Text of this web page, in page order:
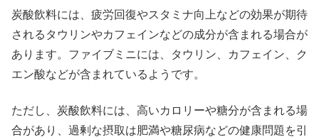
炭酸飲料には、疲労回復やスタミナ向上などの効果が期待
されるタウリンやカフェインなどの成分が含まれる場合が
あります。ファイブミニには、タウリン、カフェイン、ク
エン酸などが含まれているようです。
ただし、炭酸飲料には、高いカロリーや糖分が含まれる場
合があり、過剰な摂取は肥満や糖尿病などの健康問題を引